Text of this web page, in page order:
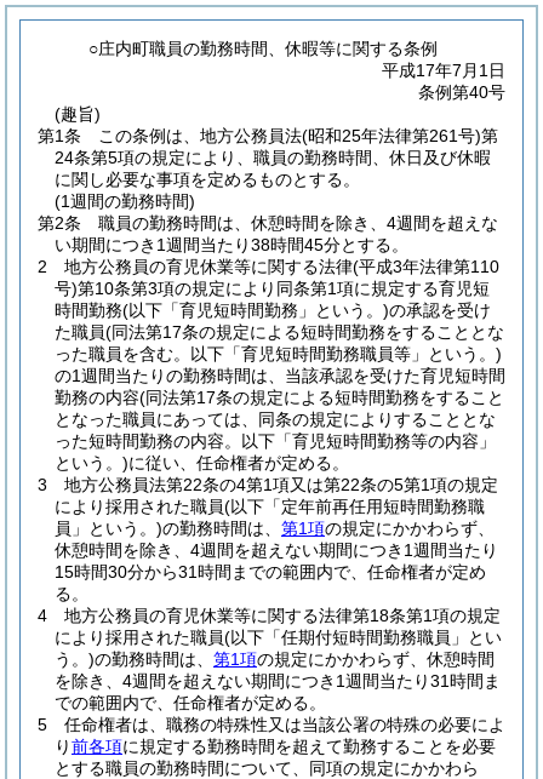
○庄内町職員の勤務時間、休暇等に関する条例
平成17年7月1日
条例第40号
(趣旨)
第1条
この条例は、地方公務員法(昭和25年法律第261号)第
24条第5項の規定により、職員の勤務時間、休日及び休暇
に関し必要な事項を定めるものとする。
(1週間の勤務時間)
第2条
職員の勤務時間は、休憩時間を除き、4週間を超えな
い期間につき1週間当たり38時間45分とする。
2
地方公務員の育児休業等に関する法律(平成3年法律第110
号)第10条第3項の規定により同条第1項に規定する育児短
時間勤務(以下「育児短時間勤務」という。)の承認を受け
た職員(同法第17条の規定による短時間勤務をすることとな
った職員を含む。以下「育児短時間勤務職員等」という。)
の1週間当たりの勤務時間は、当該承認を受けた育児短時間
勤務の内容(同法第17条の規定による短時間勤務をすること
となった職員にあっては、同条の規定によりすることとな
った短時間勤務の内容。以下「育児短時間勤務等の内容」
という。)に従い、任命権者が定める。
3
地方公務員法第22条の4第1項又は第22条の5第1項の規定
により採用された職員(以下「定年前再任用短時間勤務職
員」という。)の勤務時間は、 第1項の規定にかかわらず、
休憩時間を除き、4週間を超えない期間につき1週間当たり
15時間30分から31時間までの範囲内で、任命権者が定め
る。
4
地方公務員の育児休業等に関する法律第18条第1項の規定
により採用された職員(以下「任期付短時間勤務職員」とい
う。)の勤務時間は、 第1項の規定にかかわらず、休憩時間
を除き、4週間を超えない期間につき1週間当たり31時間ま
での範囲内で、任命権者が定める。
5
任命権者は、職務の特殊性又は当該公署の特殊の必要によ
り前各項に規定する勤務時間を超えて勤務することを必要
とする職員の勤務時間について、同項の規定にかかわら